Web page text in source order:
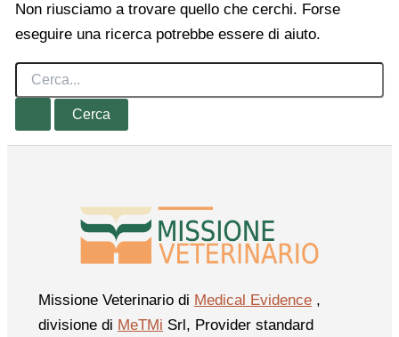
Non riusciamo a trovare quello che cerchi. Forse
eseguire una ricerca potrebbe essere di aiuto.
Cerca:
Missione Veterinario di Medical Evidence ,
divisione di MeTMi Srl, Provider standard